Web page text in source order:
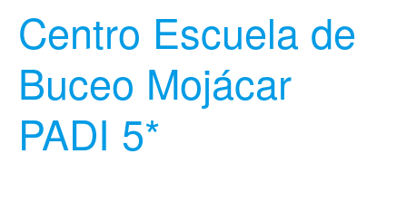
Centro Escuela de
Buceo Mojácar
PADI 5*